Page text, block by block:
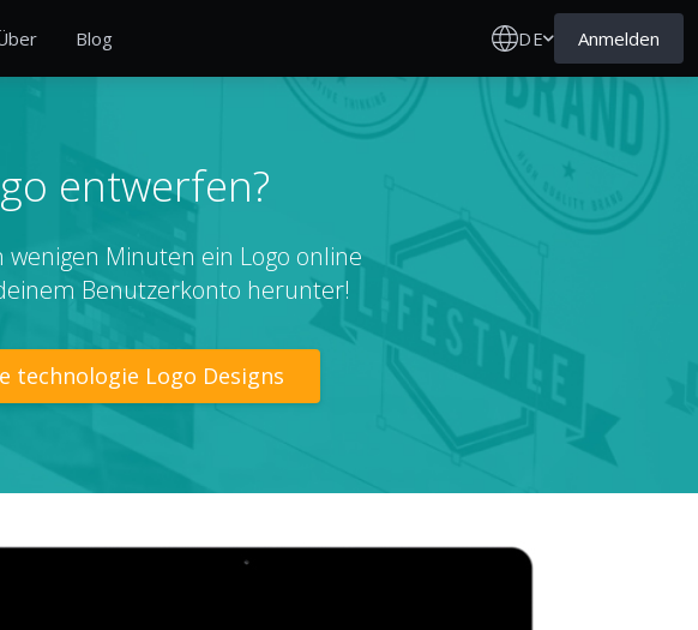
Blog DE Anmelden
entwerfen?
Minuten ein Logo online
Benutzerkonto herunter!
technologie Logo Designs